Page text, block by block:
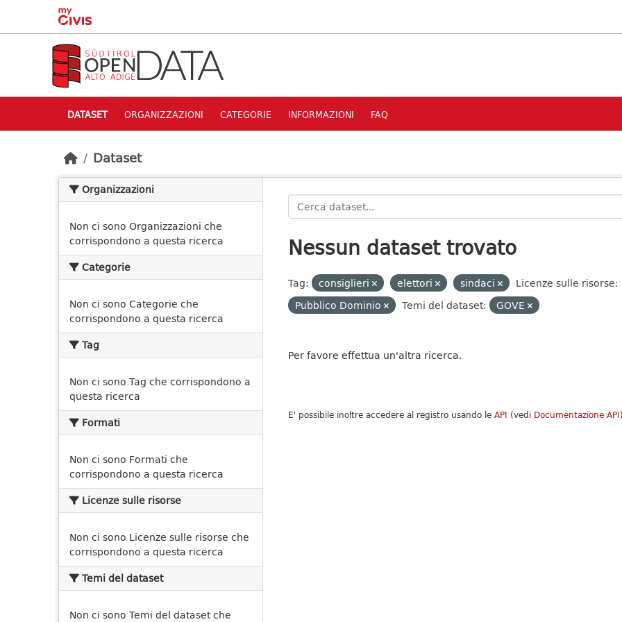
Skip to main content
DATASET ORGANIZZAZIONI CATEGORIE INFORMAZIONI FAQ
Dataset
Organizzazioni
Non ci sono Organizzazioni che
corrispondono a questa ricerca
Categorie
Non ci sono Categorie che
corrispondono a questa ricerca
Tag
Non ci sono Tag che corrispondono a
questa ricerca
Formati
Non ci sono Formati che
corrispondono a questa ricerca
Licenze sulle risorse
Non ci sono Licenze sulle risorse che
corrispondono a questa ricerca
Temi del dataset
Non ci sono Temi del dataset che
Nessun dataset trovato
Tag: consiglieri elettori sindaci
Licenze sulle risorse:
Pubblico Dominio
Temi del dataset: GOVE
Per favore effettua un'altra ricerca.
E' possibile inoltre accedere al registro usando le API (vedi Documentazione API